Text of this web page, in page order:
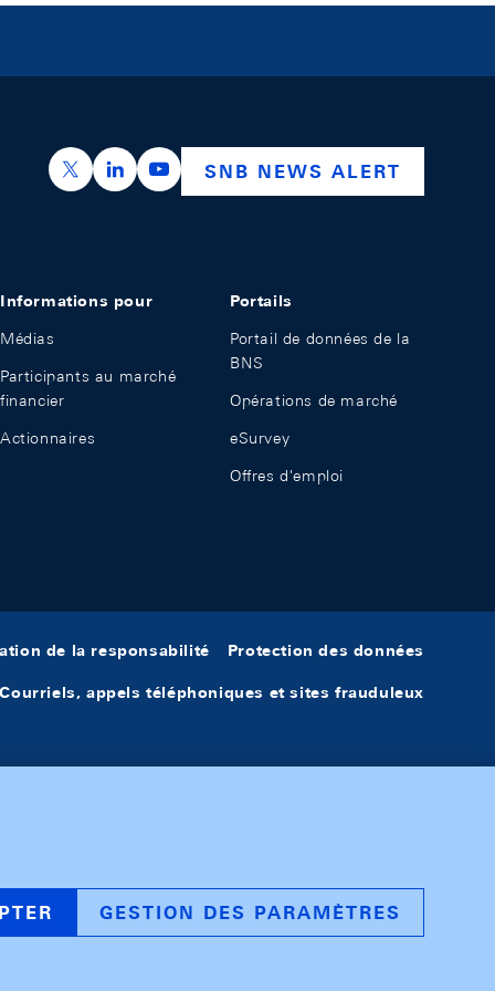
https://x.com/snb_bns
https://ch.linkedin.com/company/swiss-
https://www.youtube.com/
SNB NEWS ALERT
Informations pour
Médias
Participants au marché
financier
Actionnaires
Portails
Portail de données de la
BNS
Opérations de marché
eSurvey
Offres d'emploi
de la responsabilité Protection des données
Courriels, appels téléphoniques et sites frauduleux
GESTION DES PARAMÈTRES